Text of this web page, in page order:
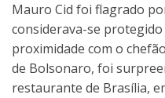
Mauro Cid foi flagrado
considerava-se protegido
proximidade com o
de Bolsonaro, foi
restaurante de Brasília,